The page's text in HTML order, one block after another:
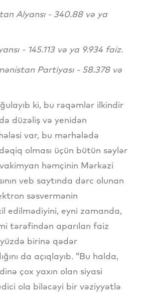
Alyansı - 340.88 və ya
- 145.113 və ya 9.934 faiz.
Partiyası - 58.378 və
ki, bu rəqəmlər ilkindir
düzəliş və yenidən
var, bu mərhələdə
olması üçün bütün səylər
həmçinin Mərkəzi
veb saytında dərc olunan
səsvermənin
edilmədiyini, eyni zamanda,
tərəfindən aparılan faiz
yüzdə birinə qədər
da açıqlayıb. “Bu halda,
çox yaxın olan siyasi
ola biləcəyi bir vəziyyətlə